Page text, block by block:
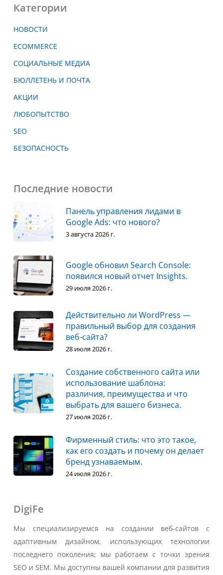
Категории
НОВОСТИ
ECOMMERCE
СОЦИАЛЬНЫЕ МЕДИА
БЮЛЛЕТЕНЬ И ПОЧТА
АКЦИИ
ЛЮБОПЫТСТВО
SEO
БЕЗОПАСНОСТЬ
Последние новости
Панель управления лидами в
Google Ads: что нового?
3 августа 2026 г.
Google обновил Search Console:
появился новый отчет Insights.
29 июля 2026 г.
Действительно ли WordPress —
правильный выбор для создания
веб-сайта?
28 июля 2026 г.
Создание собственного сайта или
использование шаблона:
различия, преимущества и что
выбрать для вашего бизнеса.
27 июля 2026 г.
Фирменный стиль: что это такое,
как его создать и почему он делает
бренд узнаваемым.
24 июля 2026 г.
DigiFe
Мы специализируемся на создании веб-сайтов с
адаптивным дизайном, использующих технологии
последнего поколения; мы работаем с точки зрения
SEO и SEM. Мы доступны вашей компании для развития